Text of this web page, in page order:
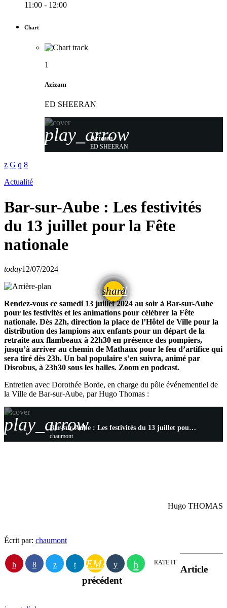
11:00 - 12:00
Chart
1
Azizam
ED SHEERAN
play_arrow
Azizam
ED SHEERAN
Actualité
Bar-sur-Aube : Les festivités
du 13 juillet pour la Fête
nationale
today12/07/2024
share
email
Rendez-vous ce samedi 13 juillet 2024 au soir à Bar-sur-Aube
pour les festivités et les animations pour célébrer la Fête
nationale. Dès 22h, direction la place de l’Hôtel de Ville pour la
distribution des lampions aux enfants pour un départ de la
retraite aux flambeaux à 22h30 en présence des pompiers,
jusqu’à arriver au chemin de Mathaux pour le feu d’artifice qui
sera tiré dès 23h. Un bal populaire s’en suivra, animé par
Discobus, à 23h30 sous les halles. Zoom en podcast.
Entretien avec Dorothée Borde, en charge du pôle événementiel de
la Ville de Bar-sur-Aube, par Hugo Thomas :
play_arrow Bar-sur-Aube : Les festivités du 13 juillet pour la Fête nationale
chaumont
Hugo THOMAS
Écrit par: chaumont
EMAIL RATE IT
Article
précédent